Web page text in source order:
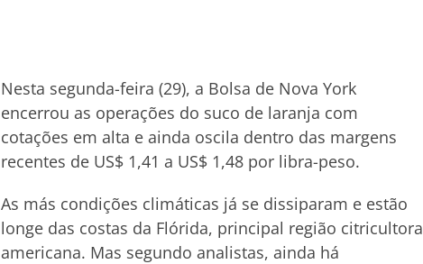
Nesta segunda-feira (29), a Bolsa de Nova York
encerrou as operações do suco de laranja com
cotações em alta e ainda oscila dentro das margens
recentes de US$ 1,41 a US$ 1,48 por libra-peso.
As más condições climáticas já se dissiparam e estão
longe das costas da Flórida, principal região citricultora
americana. Mas segundo analistas, ainda há